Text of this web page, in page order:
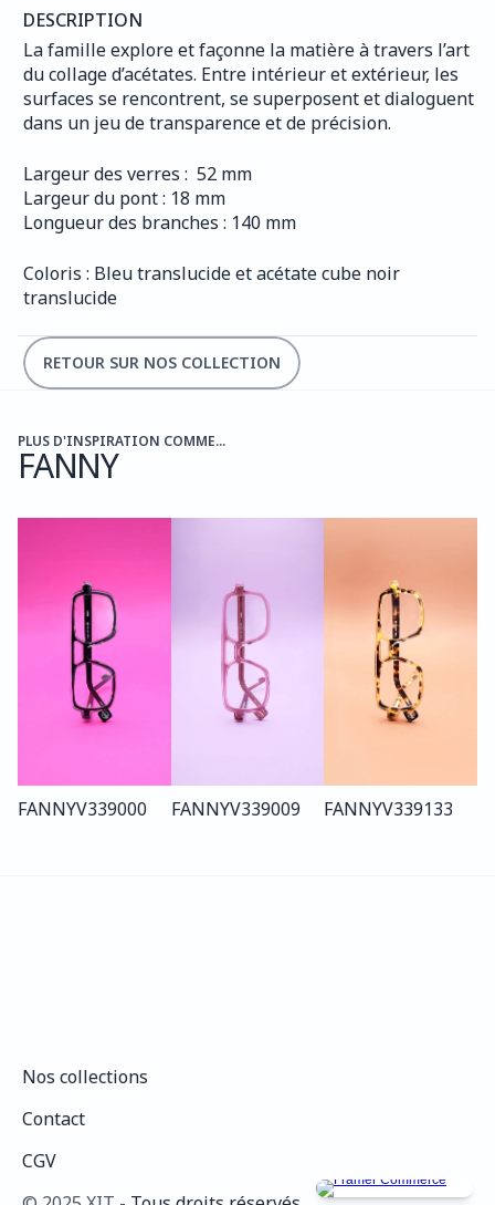
DESCRIPTION
La famille explore et façonne la matière à travers l’art
du collage d’acétates. Entre intérieur et extérieur, les
surfaces se rencontrent, se superposent et dialoguent
dans un jeu de transparence et de précision.
Largeur des verres :  52 mm
Largeur du pont : 18 mm
Longueur des branches : 140 mm
Coloris : Bleu translucide et acétate cube noir
translucide
RETOUR SUR NOS COLLECTION
PLUS D'INSPIRATION COMME...
FANNY
FANNYV339000 FANNYV339009 FANNYV339133
Nos collections
Contact
CGV